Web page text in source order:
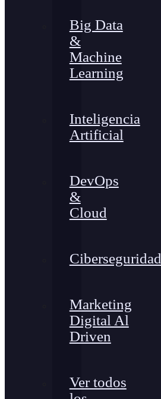
Big Data
&
Machine
Learning
Inteligencia
Artificial
DevOps
&
Cloud
Ciberseguridad
Marketing
Digital Al
Driven
Ver todos